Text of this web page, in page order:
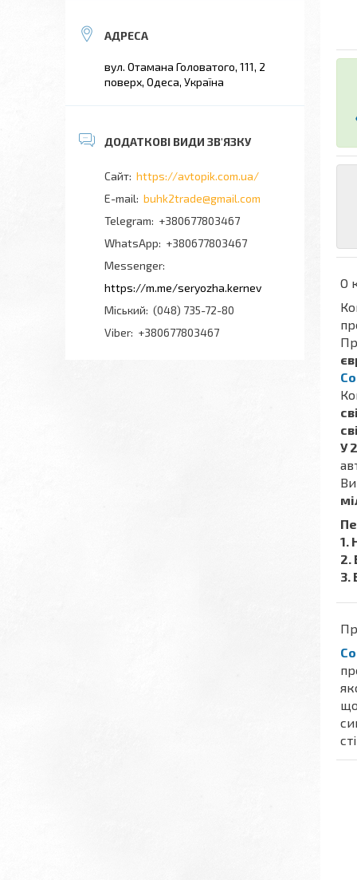
О
У
1.
2.
3.
вул. Отамана Головатого, 111, 2
поверх, Одеса, Україна
https://avtopik.com.ua/
buhk2trade@gmail.com
+380677803467
+380677803467
Messenger
https://m.me/seryozha.kernev
Міський (048) 735-72-80
Viber +380677803467